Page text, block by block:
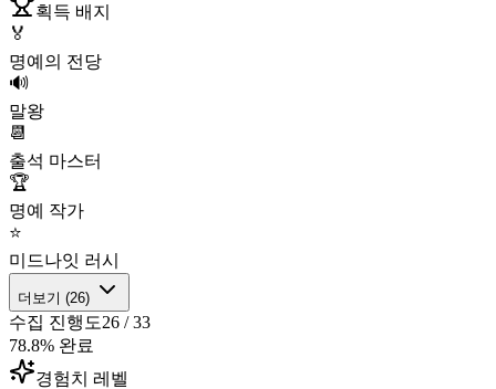
획득 배지
🏅
명예의 전당
🔊
말왕
📆
출석 마스터
🏆
명예 작가
⭐
미드나잇 러시
더보기 (26)
수집 진행도26 /33
78.8% 완료
경험치 레벨